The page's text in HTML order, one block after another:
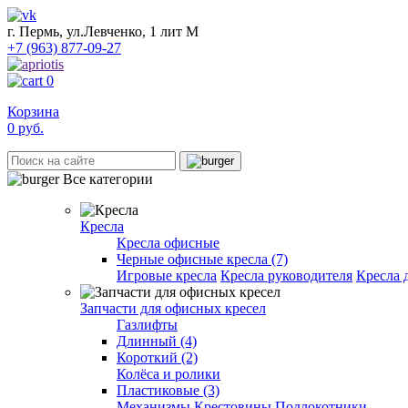
г. Пермь, ул.Левченко, 1 лит М
+7 (963) 877-09-27
0
Корзина
0 руб.
Все категории
Кресла
Кресла офисные
Черные офисные кресла (7)
Игровые кресла Кресла руководителя Кресла
Запчасти для офисных кресел
Газлифты
Длинный (4)
Короткий (2)
Колёса и ролики
Пластиковые (3)